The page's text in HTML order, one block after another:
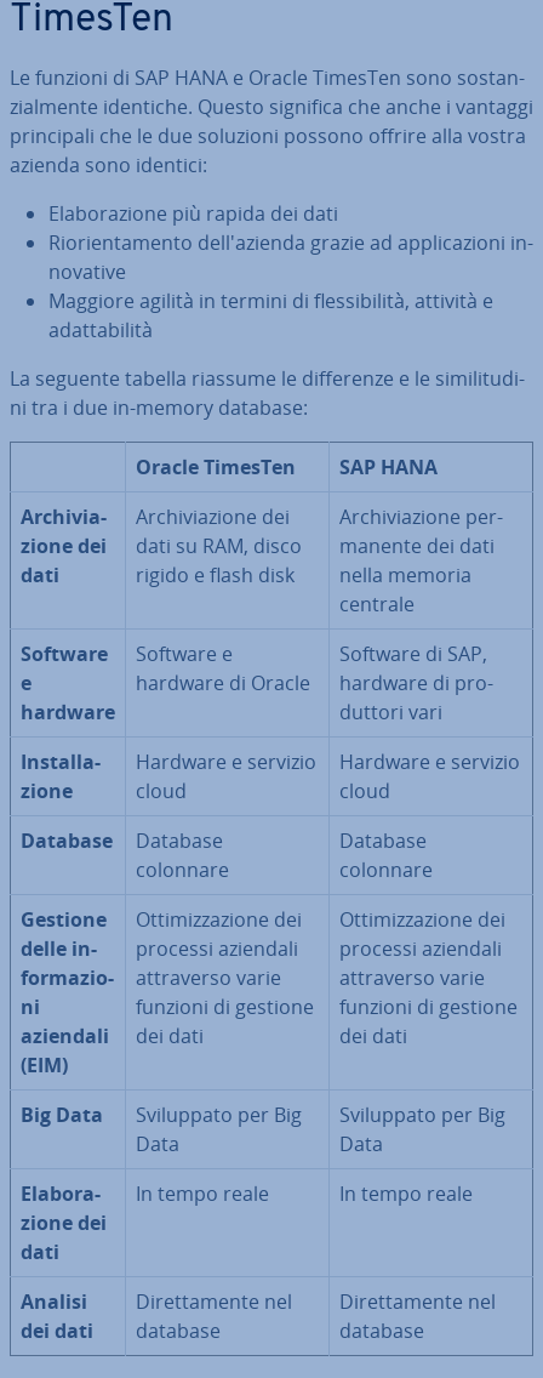
TimesTen
Le funzioni di SAP HANA e Oracle TimesTen sono so­stan­
zial­men­te identiche. Questo significa che anche i vantaggi
prin­ci­pa­li che le due soluzioni possono offrire alla vostra
azienda sono identici:
Ela­bo­ra­zio­ne più rapida dei dati
Rio­rien­ta­men­to del­l'a­zien­da grazie ad ap­pli­ca­zio­ni in­
no­va­ti­ve
Maggiore agilità in termini di fles­si­bi­li­tà, attività e
adat­ta­bi­li­tà
La seguente tabella riassume le dif­fe­ren­ze e le si­mi­li­tu­di­
ni tra i due in-memory database:
Oracle TimesTen
SAP HANA
Ar­chi­via­
zio­ne dei
dati
Ar­chi­via­zio­ne dei
dati su RAM, disco
rigido e flash disk
Ar­chi­via­zio­ne per­
ma­nen­te dei dati
nella memoria
centrale
Software
e
hardware
Software e
hardware di Oracle
Software di SAP,
hardware di pro­
dut­to­ri vari
In­stal­la­
zio­ne
Hardware e servizio
cloud
Hardware e servizio
cloud
Database
Database
colonnare
Database
colonnare
Gestione
delle in­
for­ma­zio­
ni
aziendali
(EIM)
Ot­ti­miz­za­zio­ne dei
processi aziendali
at­tra­ver­so varie
funzioni di gestione
dei dati
Ot­ti­miz­za­zio­ne dei
processi aziendali
at­tra­ver­so varie
funzioni di gestione
dei dati
Big Data
Svi­lup­pa­to per Big
Data
Svi­lup­pa­to per Big
Data
Ela­bo­ra­
zio­ne dei
dati
In tempo reale In tempo reale
Analisi
dei dati
Di­ret­ta­men­te nel
database
Di­ret­ta­men­te nel
database